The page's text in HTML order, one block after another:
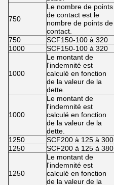
750
Le nombre de points
de contact est le
nombre de points de
contact.
750 SCF150-100 à 320
1000
SCF150-100 à 320
1000
Le montant de
l'indemnité est
calculé en fonction
de la valeur de la
dette.
1000
Le montant de
l'indemnité est
calculé en fonction
de la valeur de la
dette.
1250 SCF200 à 125 à 300
1250
SCF200 à 125 à 380
1250
Le montant de
l'indemnité est
calculé en fonction
de la valeur de la